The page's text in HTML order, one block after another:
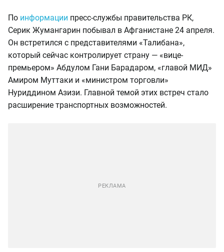
По информации пресс-службы правительства РК,
Серик Жумангарин побывал в Афганистане 24 апреля.
Он встретился с представителями «Талибана»,
который сейчас контролирует страну — «вице-
премьером» Абдулом Гани Барадаром, «главой МИД»
Амиром Муттаки и «министром торговли»
Нуриддином Азизи. Главной темой этих встреч стало
расширение транспортных возможностей.